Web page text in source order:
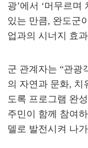
광’에서 ‘머무르며
있는 만큼, 완도군
업과의 시너지 효
군 관계자는 “관광
의 자연과 문화, 치
도록 프로그램 완
주민이 함께 참여
델로 발전시켜 나